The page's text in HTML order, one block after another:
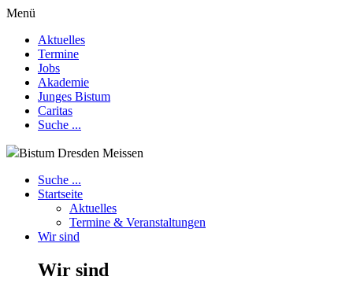
Menü
Aktuelles
Termine
Jobs
Akademie
Junges Bistum
Caritas
Suche ...
Bistum Dresden Meissen
Suche ...
Startseite
Aktuelles
Termine & Veranstaltungen
Wir sind
Wir sind